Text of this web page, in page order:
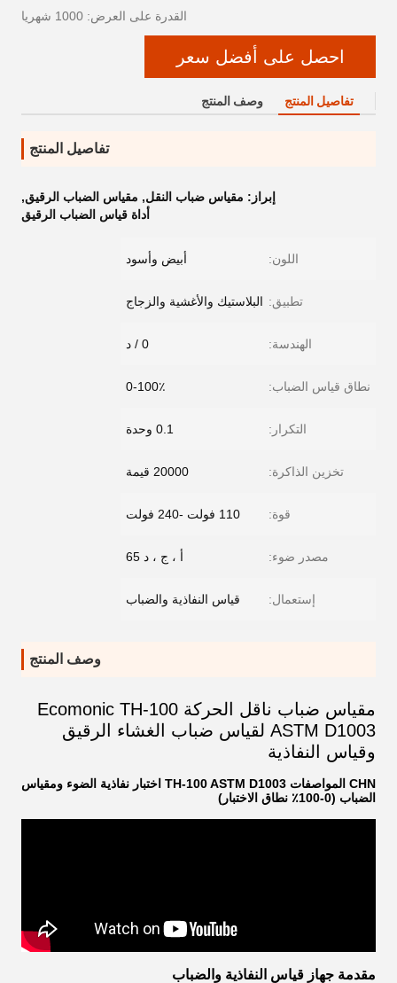
القدرة على العرض: 1000 شهريا
احصل على أفضل سعر
تفاصيل المنتج وصف المنتج
تفاصيل المنتج
إبراز: مقياس ضباب النقل, مقياس الضباب الرقيق,
أداة قياس الضباب الرقيق
اللون: أبيض وأسود
تطبيق: البلاستيك والأغشية والزجاج
الهندسة: 0 / د
نطاق قياس الضباب: 0-100٪
التكرار: 0.1 وحدة
تخزين الذاكرة: 20000 قيمة
قوة: 110 فولت -240 فولت
مصدر ضوء: أ ، ج ، د 65
إستعمال: قياس النفاذية والضباب
وصف المنتج
مقياس ضباب ناقل الحركة Ecomonic TH-100
ASTM D1003 لقياس ضباب الغشاء الرقيق
وقياس النفاذية
CHN المواصفات TH-100 ASTM D1003 اختبار نفاذية الضوء ومقياس
الضباب (0-100٪ نطاق الاختبار)
مقدمة جهاز قياس النفاذية والضباب